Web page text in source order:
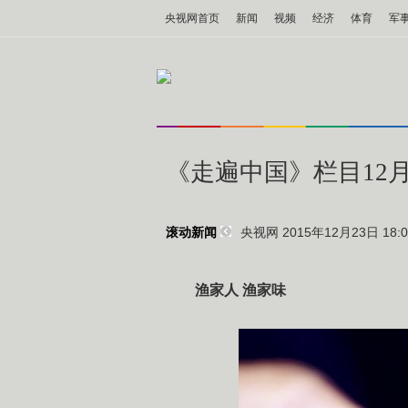
央视网首页 新闻 视频 经济 体育 军
《走遍中国》栏目
滚动新闻 央视网 2015年12月23日
渔家人 渔家味